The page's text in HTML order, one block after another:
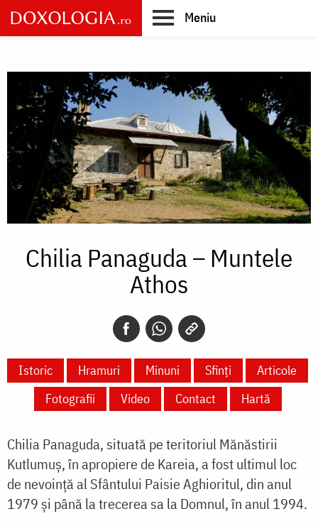
Skip
to
main
Meniu
Chilia Panaguda – Muntele
Athos
Istoric Hramuri Minuni Sfinți
Articole
Fotografii
Video Contact Hartă
Chilia Panaguda, situată pe teritoriul Mănăstirii
Kutlumuş, în apropiere de Kareia, a fost ultimul loc
de nevoinţă al Sfântului Paisie Aghioritul, din anul
1979 și până la trecerea sa la Domnul, în anul 1994.